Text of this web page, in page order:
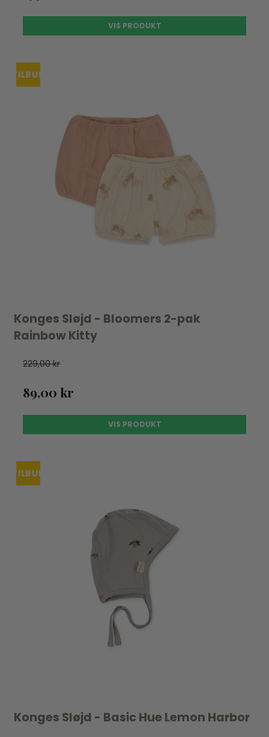
VIS PRODUKT
TILBUDUDSOLGT
Konges Sløjd - Bloomers 2-pak
Rainbow Kitty
229,00 kr
89,00 kr
VIS PRODUKT
TILBUDUDSOLGT
Konges Sløjd - Basic Hue Lemon Harbor